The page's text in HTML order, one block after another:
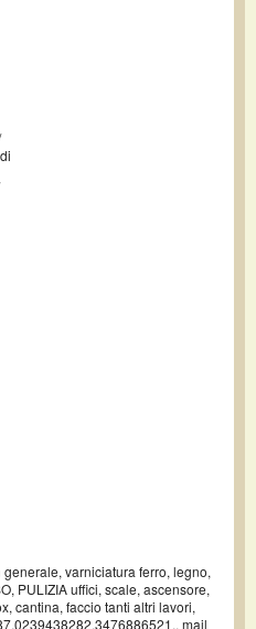
varniciatura ferro, legno,
PULIZIA uffici, scale, ascensore,
cantina, faccio tanti altri lavori,
mail